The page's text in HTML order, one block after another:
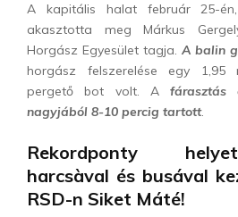
A kapitális halat február 25-
akasztotta meg Márkus
Horgász Egyesület tagja. A balin
horgász felszerelése egy 1,95
pergető bot volt. Afárasztás
nagyjából 8-10 percig tartott.
Rekordponty
harcsàval és busával
RSD-n Siket Máté!